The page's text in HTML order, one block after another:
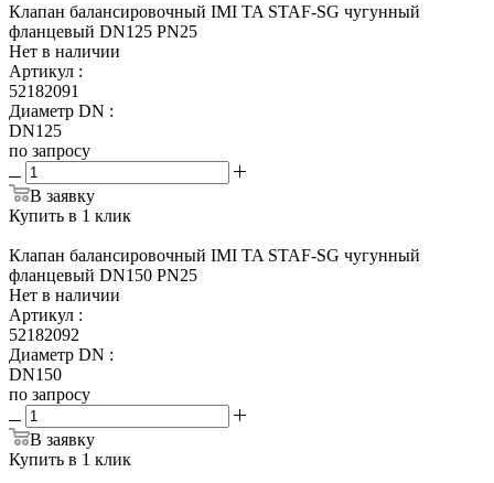
Клапан балансировочный IMI TA STAF-SG чугунный
фланцевый DN125 PN25
Нет в наличии
Артикул :
52182091
Диаметр DN :
DN125
по запросу
В заявку
Купить в 1 клик
Клапан балансировочный IMI TA STAF-SG чугунный
фланцевый DN150 PN25
Нет в наличии
Артикул :
52182092
Диаметр DN :
DN150
по запросу
В заявку
Купить в 1 клик